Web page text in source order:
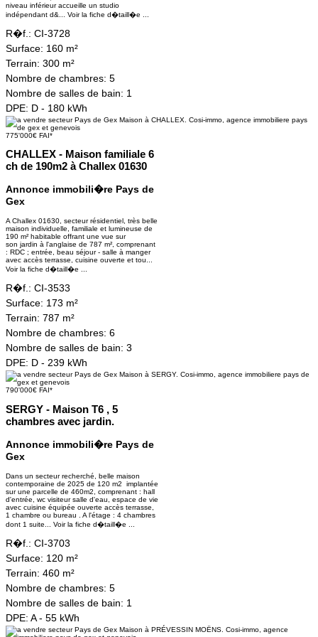
niveau inférieur accueille un studio
indépendant d&... Voir la fiche d�taill�e ...
R�f.: CI-3728
Surface: 160 m²
Terrain: 300 m²
Nombre de chambres: 5
Nombre de salles de bain: 1
DPE: D - 180 kWh
775'000€ FAI*
CHALLEX - Maison familiale 6
ch de 190m2 à Challex 01630
Annonce immobili�re Pays de
Gex
A Challex 01630, secteur résidentiel, très belle
maison individuelle, familiale et lumineuse de
190 m² habitable offrant une vue sur
son jardin à l'anglaise de 787 m², comprenant
: RDC ; entrée, beau séjour - salle à manger
avec accès terrasse, cuisine ouverte et tou...
Voir la fiche d�taill�e ...
R�f.: CI-3533
Surface: 173 m²
Terrain: 787 m²
Nombre de chambres: 6
Nombre de salles de bain: 3
DPE: D - 239 kWh
790'000€ FAI*
SERGY - Maison T6 , 5
chambres avec jardin.
Annonce immobili�re Pays de
Gex
Dans un secteur recherché, belle maison
contemporaine de 2025 de 120 m2 implantée
sur une parcelle de 460m2, comprenant : hall
d'entrée, wc visiteur salle d'eau, espace de vie
avec cuisine équipée ouverte accès terrasse,
1 chambre ou bureau . A l'étage : 4 chambres
dont 1 suite... Voir la fiche d�taill�e ...
R�f.: CI-3703
Surface: 120 m²
Terrain: 460 m²
Nombre de chambres: 5
Nombre de salles de bain: 1
DPE: A - 55 kWh